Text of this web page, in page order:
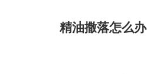
精油撒落怎么办